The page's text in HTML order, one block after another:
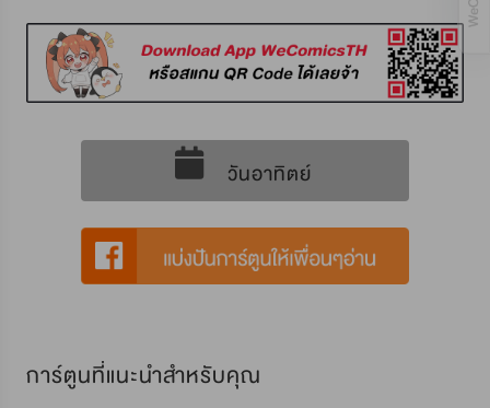
วันอาทิตย์
การ์ตูนที่แนะนำสำหรับคุณ